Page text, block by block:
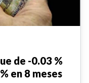
de -0.03 %
en 8 meses